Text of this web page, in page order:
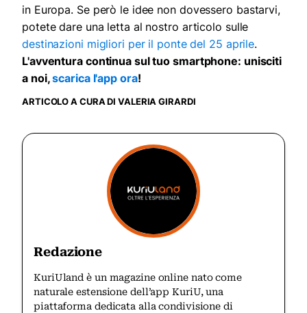
in Europa. Se però le idee non dovessero bastarvi,
potete dare una letta al nostro articolo sulle
destinazioni migliori per il ponte del 25 aprile.
L'avventura continua sul tuo smartphone: unisciti
a noi,scarica l'app ora!
ARTICOLO A CURA DI VALERIA GIRARDI
Redazione
KuriUland è un magazine online nato come
naturale estensione dell’app KuriU, una
piattaforma dedicata alla condivisione di